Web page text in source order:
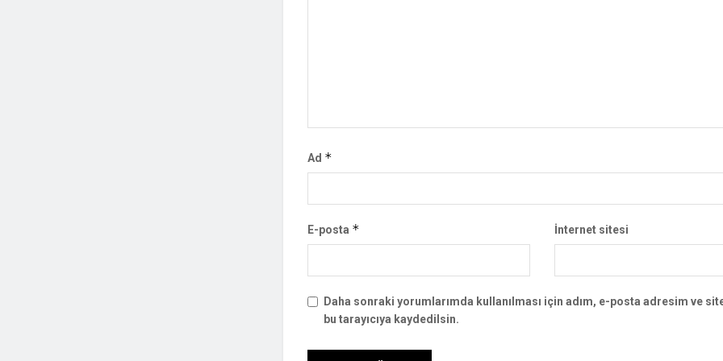
Ad *
E-posta * İnternet sitesi
Daha sonraki yorumlarımda kullanılması için adım, e-posta adresim ve
bu tarayıcıya kaydedilsin.